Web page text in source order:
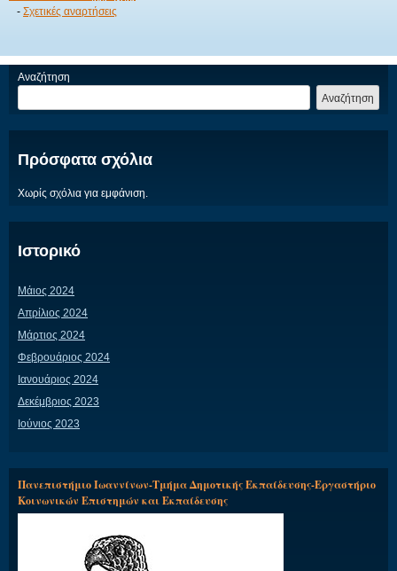
- Σχετικές αναρτήσεις
Αναζήτηση
Αναζήτηση
Πρόσφατα σχόλια
Χωρίς σχόλια για εμφάνιση.
Ιστορικό
Μάιος 2024
Απρίλιος 2024
Μάρτιος 2024
Φεβρουάριος 2024
Ιανουάριος 2024
Δεκέμβριος 2023
Ιούνιος 2023
Πανεπιστήμιο Ιωαννίνων-Τμήμα Δημοτικής Εκπαίδευσης-Εργαστήριο
Κοινωνικών Επιστημών και Εκπαίδευσης